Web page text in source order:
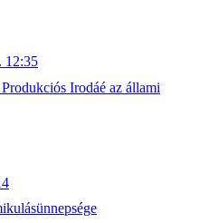
12:35
Irodáé az állami